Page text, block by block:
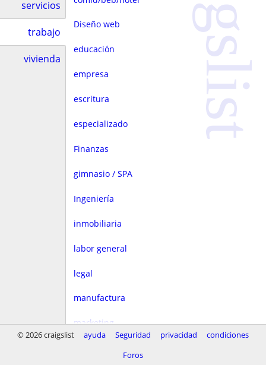
servicios
trabajo
vivienda
Diseño web
educación
empresa
escritura
especializado
Finanzas
gimnasio / SPA
Ingeniería
inmobiliaria
labor general
legal
manufactura
marketing
© 2026 craigslist ayuda Seguridad privacidad
condiciones
Foros